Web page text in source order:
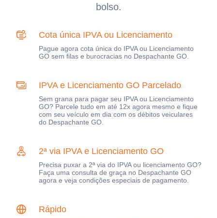
bolso.
Cota única IPVA ou Licenciamento
Pague agora cota única do IPVA ou Licenciamento
GO sem filas e burocracias no Despachante GO.
IPVA e Licenciamento GO Parcelado
Sem grana para pagar seu IPVA ou Licenciamento
GO? Parcele tudo em até 12x agora mesmo e fique
com seu veículo em dia com os débitos veiculares
do Despachante GO.
2ª via IPVA e Licenciamento GO
Precisa puxar a 2ª via do IPVA ou licenciamento GO?
Faça uma consulta de graça no Despachante GO
agora e veja condições especiais de pagamento.
Rápido